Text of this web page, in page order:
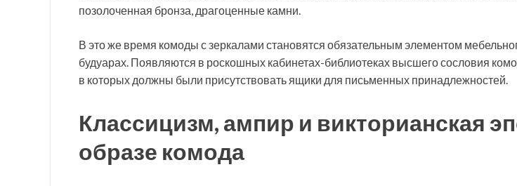
позолоченная бронза, драгоценные камни.
В это же время комоды с зеркалами становятся обязательным элементом
будуарах. Появляются в роскошных кабинетах-библиотеках высшего сословия
в которых должны были присутствовать ящики для письменных принадлежностей.
Классицизм, ампир и викторианская
образе комода